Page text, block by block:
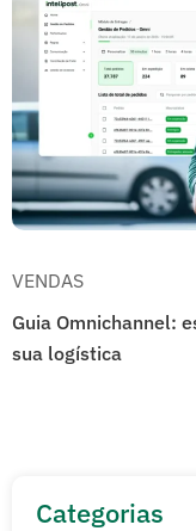
VENDAS
Guia Omnichannel:
sua logística
Categorias